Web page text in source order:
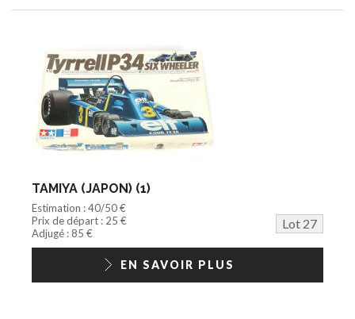
TAMIYA (JAPON) (1)
Estimation : 40/50 €
Prix de départ : 25 €
Lot 27
Adjugé : 85 €
EN SAVOIR PLUS